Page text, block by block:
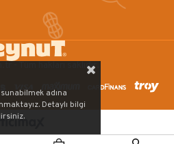
- Tüm hakları saklıdır.
adına
Detaylı bilgi